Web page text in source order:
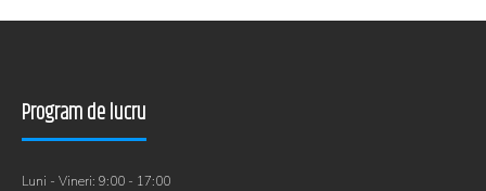
Program de lucru
Luni - Vineri: 9:00 - 17:00